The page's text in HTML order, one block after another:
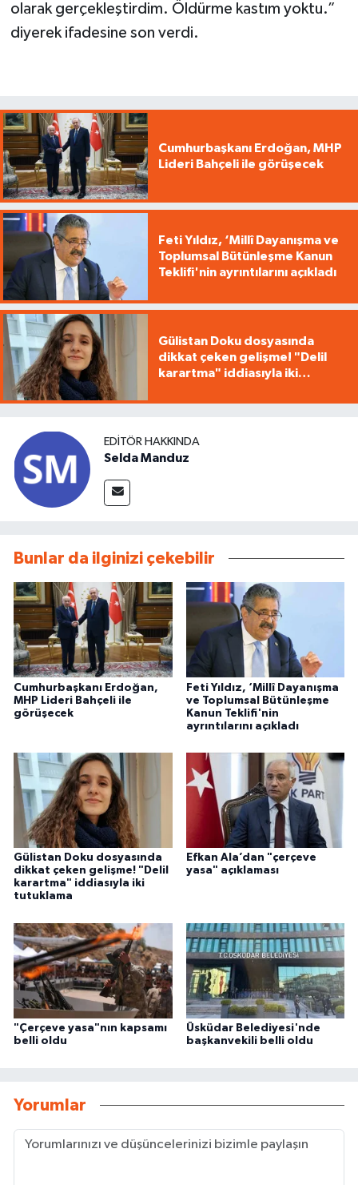
olarak gerçekleştirdim. Öldürme kastım yoktu.”
diyerek ifadesine son verdi.
Cumhurbaşkanı Erdoğan, MHP
Lideri Bahçeli ile görüşecek
Feti Yıldız, ‘Millî Dayanışma ve
Toplumsal Bütünleşme Kanun
Teklifi'nin ayrıntılarını açıkladı
Gülistan Doku dosyasında
dikkat çeken gelişme! "Delil
karartma" iddiasıyla iki
EDITÖR HAKKINDA
Selda Manduz
Bunlar da ilginizi çekebilir
Cumhurbaşkanı Erdoğan,
MHP Lideri Bahçeli ile
görüşecek
Feti Yıldız, ‘Millî Dayanışma
ve Toplumsal Bütünleşme
Kanun Teklifi'nin
ayrıntılarını açıkladı
Gülistan Doku dosyasında
dikkat çeken gelişme! "Delil
karartma" iddiasıyla iki
tutuklama
Efkan Ala’dan "çerçeve
yasa" açıklaması
"Çerçeve yasa"nın kapsamı
belli oldu
Üsküdar Belediyesi'nde
başkanvekili belli oldu
Yorumlar